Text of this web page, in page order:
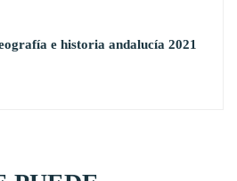
e historia andalucía 2021